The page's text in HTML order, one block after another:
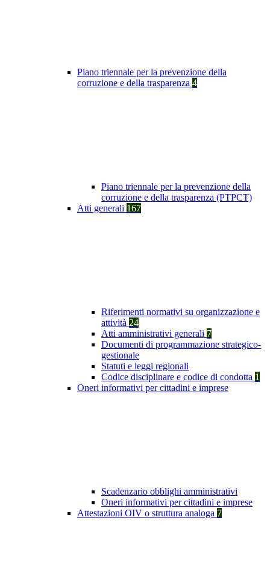
Piano triennale per la prevenzione della
corruzione e della trasparenza 4
Piano triennale per la prevenzione della
corruzione e della trasparenza (PTPCT)
Atti generali 167
Riferimenti normativi su organizzazione e
attività 24
Atti amministrativi generali 7
Documenti di programmazione strategico-
gestionale
Statuti e leggi regionali
Codice disciplinare e codice di condotta 1
Oneri informativi per cittadini e imprese
Scadenzario obblighi amministrativi
Oneri informativi per cittadini e imprese
Attestazioni OIV o struttura analoga 7